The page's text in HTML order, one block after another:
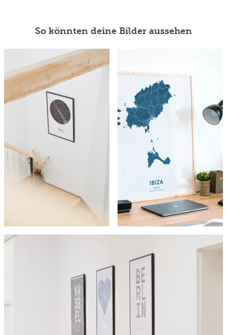
So könnten deine Bilder aussehen